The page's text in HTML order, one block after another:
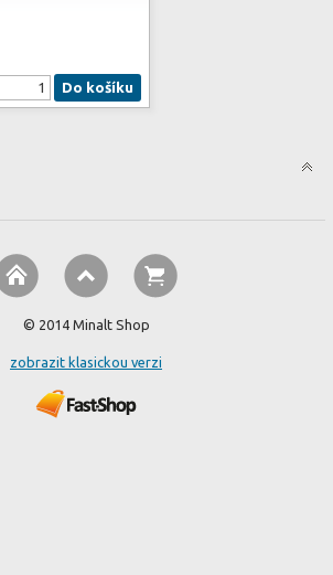
Do košíku
© 2014 Minalt Shop
zobrazit klasickou verzi